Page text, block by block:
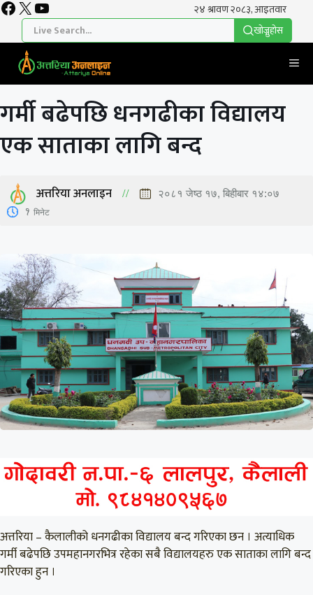
Skip
content
Facebook
X YouTube
खाेज्नुहाेस
गर्मी बढेपछि धनगढीका विद्यालय
एक साताका लागि बन्द
अत्तरिया अनलाइन २०८१ जेष्ठ १७, बिहीबार १४:०७
1 मिनेट
अत्तरिया – कैलालीको धनगढीका विद्यालय बन्द गरिएका छन । अत्याधिक
गर्मी बढेपछि उपमहानगरभित्र रहेका सबै विद्यालयहरु एक साताका लागि बन्द
गरिएका हुन ।